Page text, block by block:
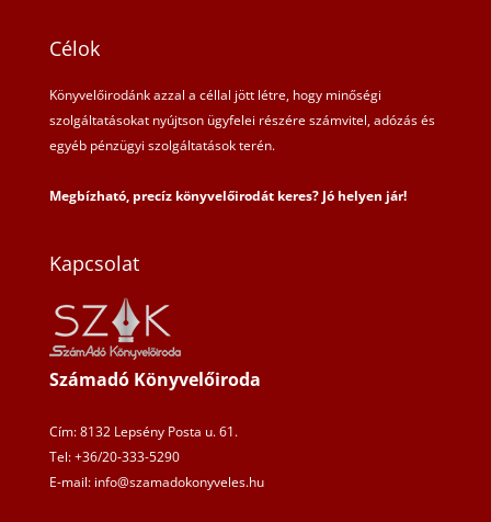
Célok
Könyvelőirodánk azzal a céllal jött létre, hogy minőségi
szolgáltatásokat nyújtson ügyfelei részére számvitel, adózás és
egyéb pénzügyi szolgáltatások terén.
Megbízható, precíz könyvelőirodát keres? Jó helyen jár!
Kapcsolat
Számadó Könyvelőiroda
Cím: 8132 Lepsény Posta u. 61.
Tel: +36/20-333-5290
E-mail: info@szamadokonyveles.hu